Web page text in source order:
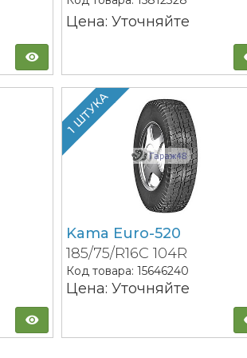
Цена: Уточняйте
1 ШТУКА
Kama Euro-520
185/75/R16C 104R
Код товара:15646240
Цена: Уточняйте